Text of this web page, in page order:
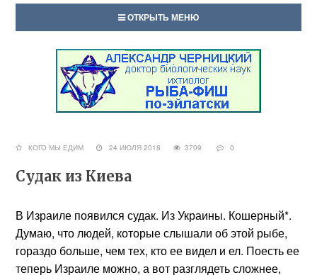
ОТКРЫТЬ МЕНЮ
КОГО МЫ ЕДИМ 24 ИЮЛЯ 2018 3709 0
Судак из Киева
В Израиле появился судак. Из Украины. Кошерный*.
Думаю, что людей, которые слышали об этой рыбе,
гораздо больше, чем тех, кто ее видел и ел. Поесть ее
теперь Израиле можно, а вот разглядеть сложнее,